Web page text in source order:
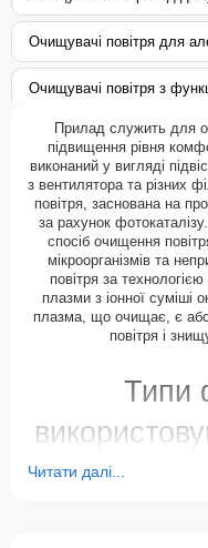
Ні
Wi-Fi:
Ні
Площа обслуговування, кв.м.:
Очищувачі повітря для
Очищувачі повітря з
Очищувач повітря з HEPA
Прилад служить для
підвищення рівня
виконаний у вигляді
з вентилятора та різних
повітря, заснована на
за рахунок
спосіб очищення
мікроорганізмів та
повітря за
плазми з іонної суміші
плазма, що очищає, є
повітря і
Типи
Фільтри, які
Читати далі...